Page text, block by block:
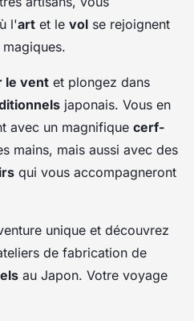
l'art et le vol se rejoignent
le vent et plongez dans
japonais. Vous en
avec un magnifique cerf-
mains, mais aussi avec des
qui vous accompagneront
unique et découvrez
de fabrication de
au Japon. Votre voyage